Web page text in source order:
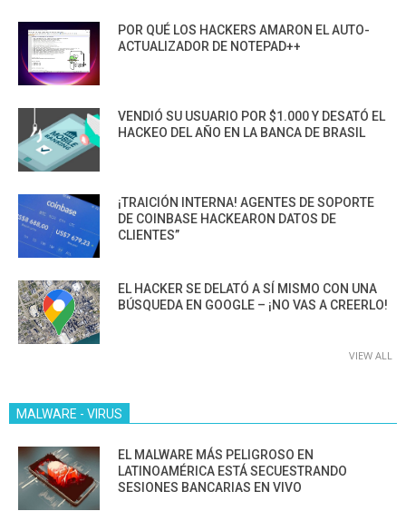
POR QUÉ LOS HACKERS AMARON EL AUTO-
ACTUALIZADOR DE NOTEPAD++
VENDIÓ SU USUARIO POR $1.000 Y DESATÓ EL
HACKEO DEL AÑO EN LA BANCA DE BRASIL
¡TRAICIÓN INTERNA! AGENTES DE SOPORTE
DE COINBASE HACKEARON DATOS DE
CLIENTES”
EL HACKER SE DELATÓ A SÍ MISMO CON UNA
BÚSQUEDA EN GOOGLE – ¡NO VAS A CREERLO!
VIEW ALL
MALWARE - VIRUS
EL MALWARE MÁS PELIGROSO EN
LATINOAMÉRICA ESTÁ SECUESTRANDO
SESIONES BANCARIAS EN VIVO